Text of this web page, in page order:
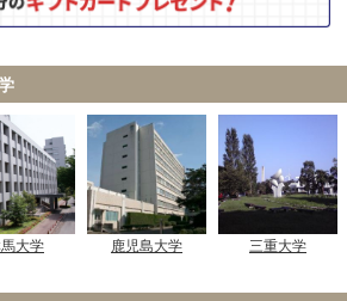
大学 鹿児島大学 三重大学